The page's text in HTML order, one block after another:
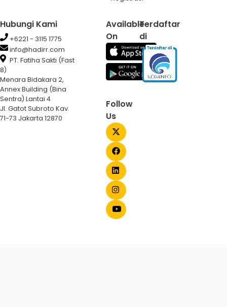
Hubungi Kami
+6221 - 3115 1775
info@hadirr.com
PT. Fatiha Sakti (Fast
8)
Menara Bidakara 2,
Annex Building (Bina
Sentra) Lantai 4
Jl. Gatot Subroto Kav.
71-73 Jakarta 12870
Available
On
Follow
Us
Terdaftar
di